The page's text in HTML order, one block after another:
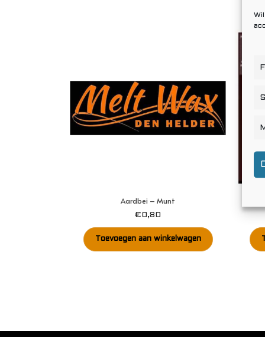
Aardbei – Munt
€0,80
Toevoegen aan winkelwagen